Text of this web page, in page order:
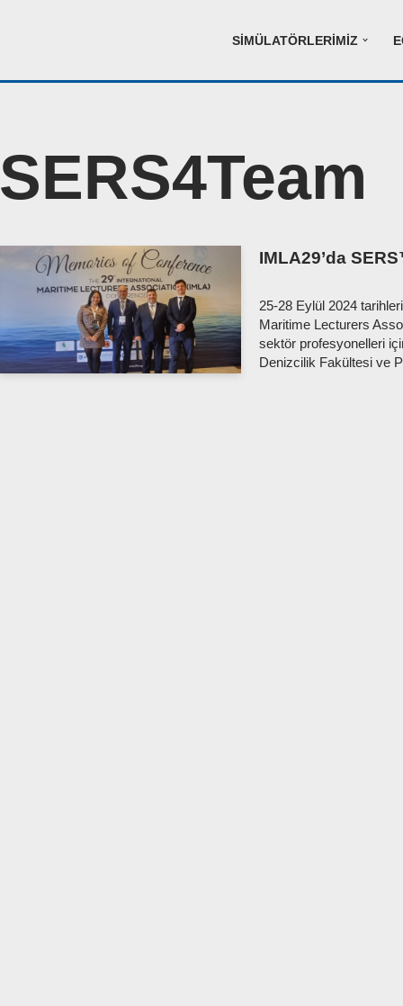
SIMÜLATÖRLERIMIZ
SERS4Team
IMLA29’da
25-28 Eylül 2024
Maritime Lecturers
sektör profesyonelleri
Denizcilik Fakültesi ve